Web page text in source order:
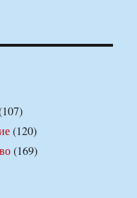
(120)
(169)